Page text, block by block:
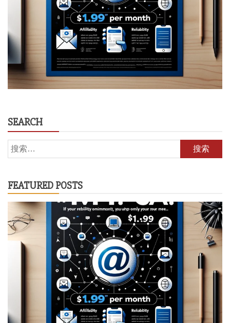
SEARCH
搜
索：
FEATURED POSTS